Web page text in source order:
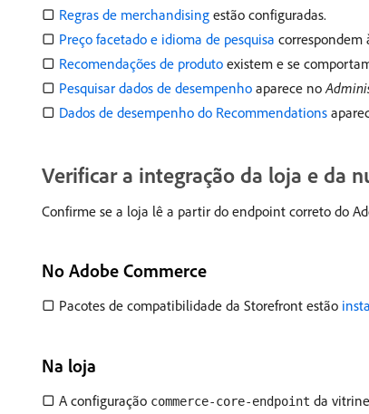
▢ Regras de merchandising estão configuradas.
▢ Preço facetado e idioma de pesquisa correspondem
▢ Recomendações de produto existem e se
▢ Pesquisar dados de desempenho aparece no
▢ Dados de desempenho do Recommendations
Verificar a integração da loja e da
Confirme se a loja lê a partir do endpoint correto do
No Adobe Commerce
▢ Pacotes de compatibilidade da Storefront estão
Na loja
▢ A configuração commerce-core-endpoint da